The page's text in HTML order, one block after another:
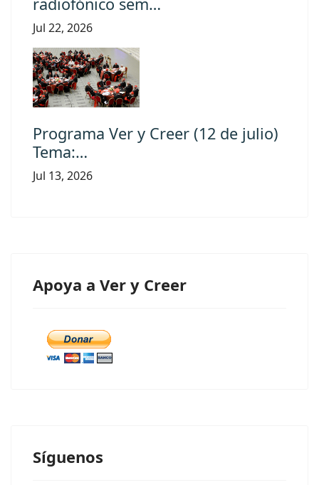
Jul 22, 2026
Programa Ver y Creer (12 de julio)
Tema:…
Jul 13, 2026
Apoya a Ver y Creer
Síguenos